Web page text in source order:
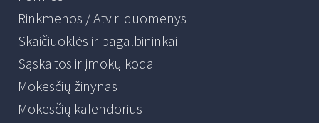
Rinkmenos / Atviri duomenys
Skaičiuoklės ir pagalbininkai
Sąskaitos ir įmokų kodai
Mokesčių žinynas
Mokesčių kalendorius